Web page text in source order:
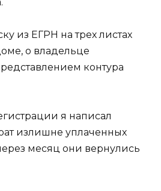
из ЕГРН на трех листах
о владельце
контура
я написал
излишне уплаченных
месяц они вернулись